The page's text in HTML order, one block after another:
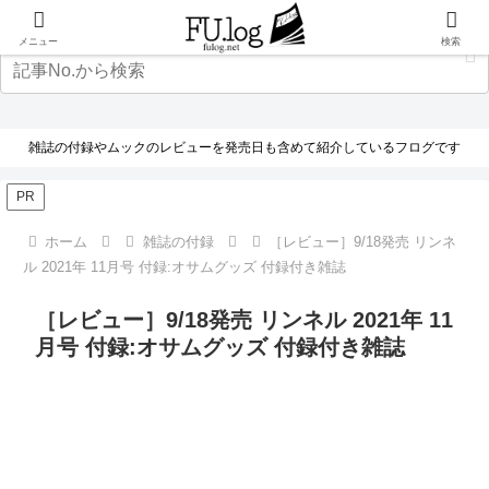
雑誌の付録やムックのレビューを発売日も含めて紹介しているフログです
PR
ホーム 雑誌の付録
［レビュー］9/18発売 リンネ
ル 2021年 11月号 付録:オサムグッズ 付録付き雑誌
［レビュー］9/18発売 リンネル 2021年 11
月号 付録:オサムグッズ 付録付き雑誌
メニュー 検索